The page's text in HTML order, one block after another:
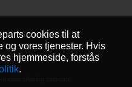
cookies til at
og vores tjenester. Hvis
hjemmeside, forstås
.